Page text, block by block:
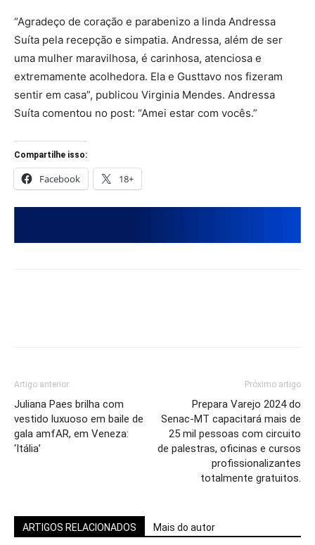
“Agradeço de coração e parabenizo a linda Andressa
Suíta pela recepção e simpatia. Andressa, além de ser
uma mulher maravilhosa, é carinhosa, atenciosa e
extremamente acolhedora. Ela e Gusttavo nos fizeram
sentir em casa”, publicou Virginia Mendes. Andressa
Suíta comentou no post: “Amei estar com vocês.”
Compartilhe isso:
Facebook 18+
Artigo anterior
Juliana Paes brilha com
vestido luxuoso em baile de
gala amfAR, em Veneza:
‘Itália’
Próximo artigo
Prepara Varejo 2024 do
Senac-MT capacitará mais de
25 mil pessoas com circuito
de palestras, oficinas e cursos
profissionalizantes
totalmente gratuitos.
ARTIGOS RELACIONADOS Mais do autor